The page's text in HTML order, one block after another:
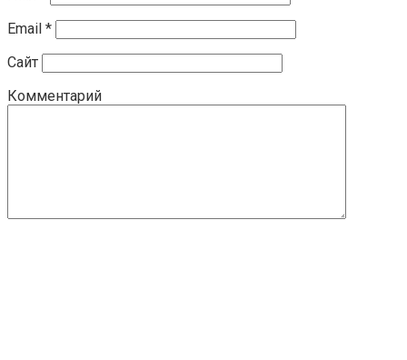
Email *
Сайт
Комментарий